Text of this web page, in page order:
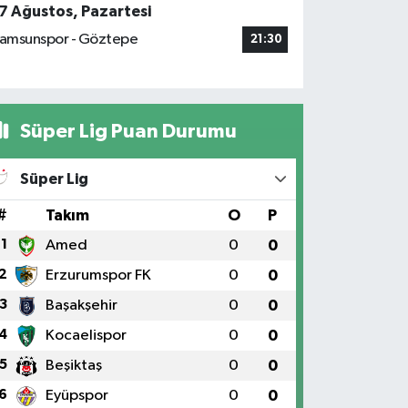
Ağustos, Pazartesi
- Göztepe
21:30
Süper Lig Puan Durumu
Süper Lig
Takım O P
1 Amed 0 0
Erzurumspor FK 0 0
3 Başakşehir 0 0
Kocaelispor 0 0
5 Beşiktaş 0 0
Eyüpspor 0 0